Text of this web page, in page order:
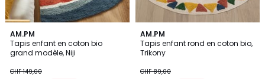
AM.PM
Tapis enfant en coton bio
grand modèle, Niji
CHF 149,00
3,9
/ 5
AM.PM
Tapis enfant rond en coton bio,
Trikony
CHF 89,00
4
/
5